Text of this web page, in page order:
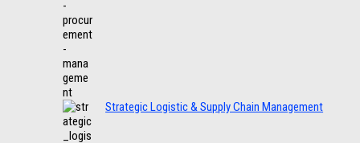
Strategic Logistic & Supply Chain Management